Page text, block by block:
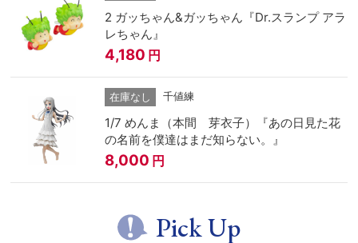
2 ガッちゃん&ガッちゃん『Dr.スランプ アラ
レちゃん』
4,180 円
在庫なし 千値練
1/7 めんま（本間 芽衣子）『あの日見た花
の名前を僕達はまだ知らない。』
8,000 円
Pick Up